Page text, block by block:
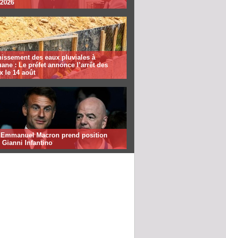
des eaux pluviales à
: Le préfet annonce l’arrêt des
le 14 août
Emmanuel Macron prend position
Gianni Infantino